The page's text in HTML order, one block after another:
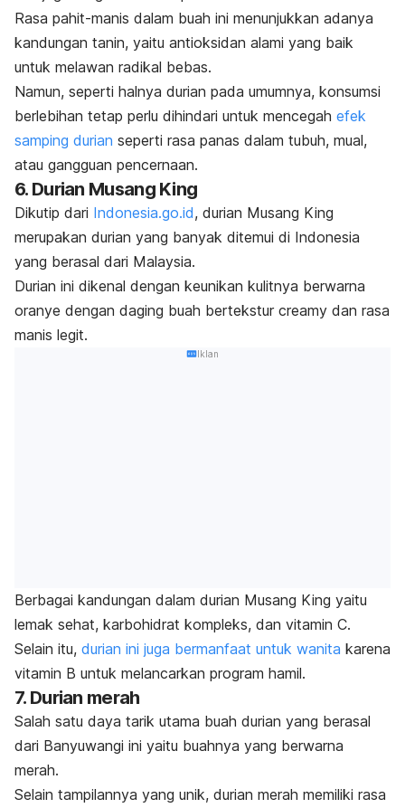
Rasa pahit-manis dalam buah ini menunjukkan adanya
kandungan tanin, yaitu antioksidan alami yang baik
untuk melawan radikal bebas.
Namun, seperti halnya durian pada umumnya, konsumsi
berlebihan tetap perlu dihindari untuk mencegah efek
samping durian seperti rasa panas dalam tubuh, mual,
atau gangguan pencernaan.
6. Durian Musang King
Dikutip dari Indonesia.go.id, durian Musang King
merupakan durian yang banyak ditemui di Indonesia
yang berasal dari Malaysia.
Durian ini dikenal dengan keunikan kulitnya berwarna
oranye dengan daging buah bertekstur creamy dan rasa
manis legit.
Iklan
Berbagai kandungan dalam durian Musang King yaitu
lemak sehat, karbohidrat kompleks, dan vitamin C.
Selain itu, durian ini juga bermanfaat untuk wanita karena
vitamin B untuk melancarkan program hamil.
7. Durian merah
Salah satu daya tarik utama buah durian yang berasal
dari Banyuwangi ini yaitu buahnya yang berwarna
merah.
Selain tampilannya yang unik, durian merah memiliki rasa